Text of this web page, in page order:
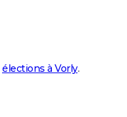
élections à Vorly.